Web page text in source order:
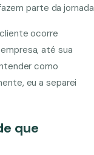
parte da
ocorre
até sua
como
eu a separei
que